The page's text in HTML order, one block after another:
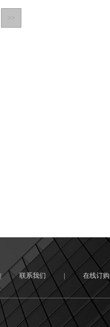
>>
| 联系我们 | 在线订购